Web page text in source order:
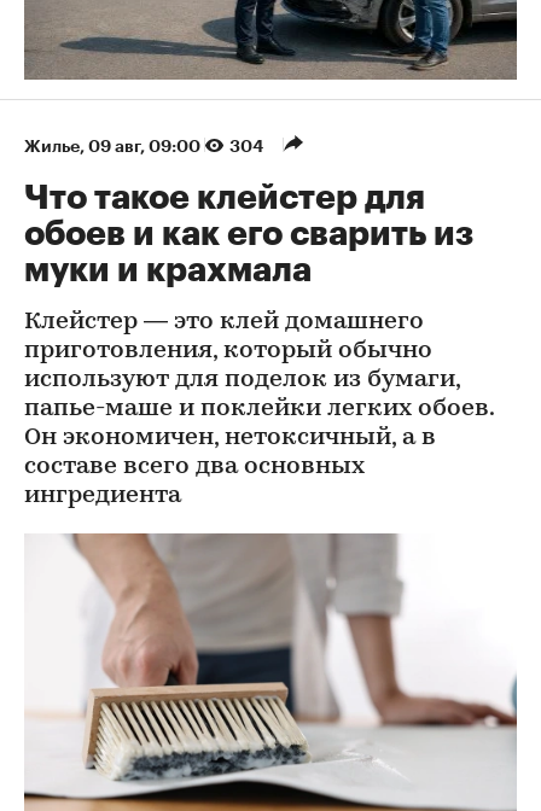
Жилье⁠, 09 авг, 09:00 304
Что такое клейстер для
обоев и как его сварить из
муки и крахмала
Клейстер — это клей домашнего
приготовления, который обычно
используют для поделок из бумаги,
папье-маше и поклейки легких обоев.
Он экономичен, нетоксичный, а в
составе всего два основных
ингредиента